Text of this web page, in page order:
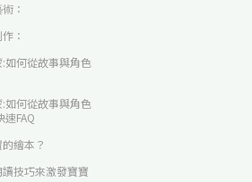
：
：
如何從故事與角色
如何從故事與角色
FAQ
繪本？
技巧來激發寶寶